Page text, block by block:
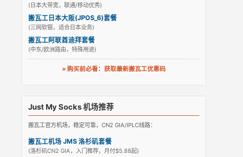
(日本大带宽，联通/移动优秀)
搬瓦工日本大阪(JPOS_6)套餐
(三网软银，适合日本业务)
搬瓦工阿联酋迪拜套餐
(中东/欧洲路由，特殊用途)
» 购买前必看：获取最新搬瓦工优惠码
Just My Socks 机场推荐
搬瓦工官方机场，稳定可靠，CN2 GIA/IPLC线路：
搬瓦工机场 JMS 洛杉矶套餐
(洛杉矶CN2 GIA，入门推荐，月付$5.88起)